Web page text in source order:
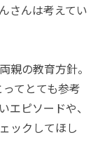
さんは考えてい
親の教育方針。
てとても参考
エピソードや、
ックしてほし